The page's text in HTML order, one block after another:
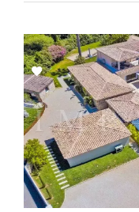
Add
to
selection